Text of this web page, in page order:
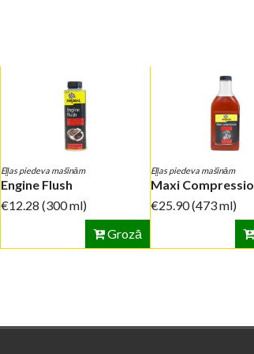
Eļļas piedeva mašīnām
Engine Flush
€12.28 (300 ml)
Grozā
Eļļas piedeva mašīnām
Maxi
€25.90(473 ml)